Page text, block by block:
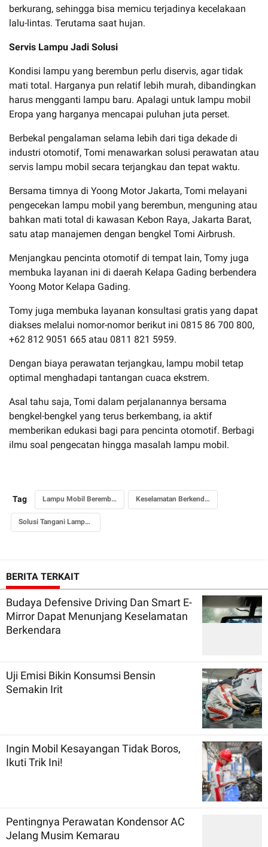
berkurang, sehingga bisa memicu terjadinya kecelakaan
lalu-lintas. Terutama saat hujan.
Servis Lampu Jadi Solusi
Kondisi lampu yang berembun perlu diservis, agar tidak
mati total. Harganya pun relatif lebih murah, dibandingkan
harus mengganti lampu baru. Apalagi untuk lampu mobil
Eropa yang harganya mencapai puluhan juta perset.
Berbekal pengalaman selama lebih dari tiga dekade di
industri otomotif, Tomi menawarkan solusi perawatan atau
servis lampu mobil secara terjangkau dan tepat waktu.
Bersama timnya di Yoong Motor Jakarta, Tomi melayani
pengecekan lampu mobil yang berembun, menguning atau
bahkan mati total di kawasan Kebon Raya, Jakarta Barat,
satu atap manajemen dengan bengkel Tomi Airbrush.
Menjangkau pencinta otomotif di tempat lain, Tomy juga
membuka layanan ini di daerah Kelapa Gading berbendera
Yoong Motor Kelapa Gading.
Tomy juga membuka layanan konsultasi gratis yang dapat
diakses melalui nomor-nomor berikut ini 0815 86 700 800,
+62 812 9051 665 atau 0811 821 5959.
Dengan biaya perawatan terjangkau, lampu mobil tetap
optimal menghadapi tantangan cuaca ekstrem.
Asal tahu saja, Tomi dalam perjalanannya bersama
bengkel-bengkel yang terus berkembang, ia aktif
memberikan edukasi bagi para pencinta otomotif. Berbagi
ilmu soal pengecatan hingga masalah lampu mobil.
Tag Lampu Mobil Berembun Keselamatan Berkendara
Solusi Tangani Lampu Berembun
BERITA TERKAIT
Budaya Defensive Driving Dan Smart E-
Mirror Dapat Menunjang Keselamatan
Berkendara
Uji Emisi Bikin Konsumsi Bensin
Semakin Irit
Ingin Mobil Kesayangan Tidak Boros,
Ikuti Trik Ini!
Pentingnya Perawatan Kondensor AC
Jelang Musim Kemarau